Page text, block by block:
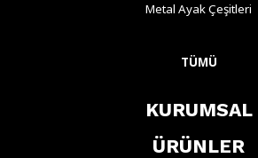
Metal Ayak Çeşitleri
TÜMÜ
KURUMSAL
ÜRÜNLER